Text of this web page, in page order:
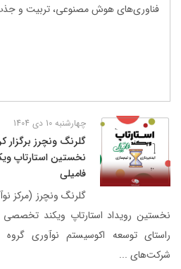
فناوری‌های هوش مصنوعی، تربیت و
چهارشنبه 10 دی 1404
گلرنگ ونچرز برگزار
نخستین استارتاپ
فامیلی
گلرنگ ونچرز (مرکز
نخستین رویداد استارتاپ ویکند
راستای توسعه اکوسیستم نوآوری
شرکت‌های ...